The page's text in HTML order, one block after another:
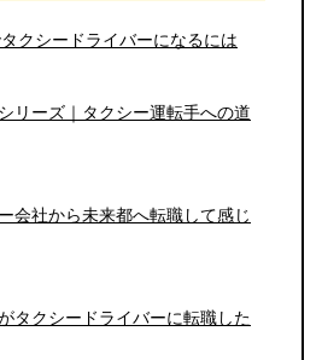
クシードライバーになるには
リーズ｜タクシー運転手への道
会社から未来都へ転職して感じ
タクシードライバーに転職した